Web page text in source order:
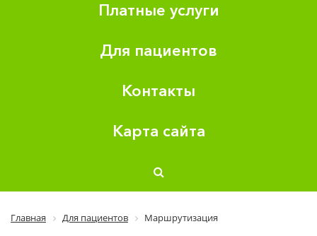
Платные услуги
Для пациентов
Контакты
Карта сайта
Главная Для пациентов Маршрутизация